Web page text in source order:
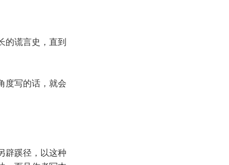
的谎言史，直到
度写的话，就会
辟蹊径，以这种